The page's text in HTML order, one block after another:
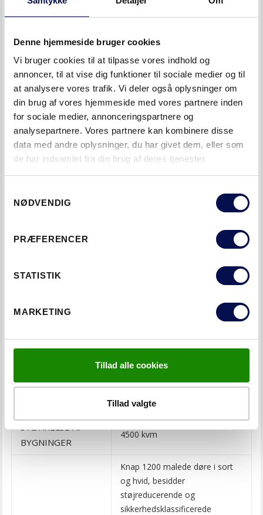
Denne hjemmeside bruger cookies
Vi bruger cookies til at tilpasse vores indhold og
annoncer, til at vise dig funktioner til sociale medier og til
at analysere vores trafik. Vi deler også oplysninger om
din brug af vores hjemmeside med vores partnere inden
for sociale medier, annonceringspartnere og
analysepartnere. Vores partnere kan kombinere disse
data med andre oplysninger, du har givet dem, eller som
de har indsamlet fra din brug af deres tjenester.
NØDVENDIG
PRÆFERENCER
STATISTIK
MARKETING
Tillad alle cookies
Tillad valgte
FAKTA
PROJEKT
Sønderborg, Danmark
PROJEKTETS
STØRRELSE AF
BYGNINGER
4500 kvm
Knap 1200 malede døre i sort
og hvid, besidder
støjreducerende og
sikkerhedsklassificerede